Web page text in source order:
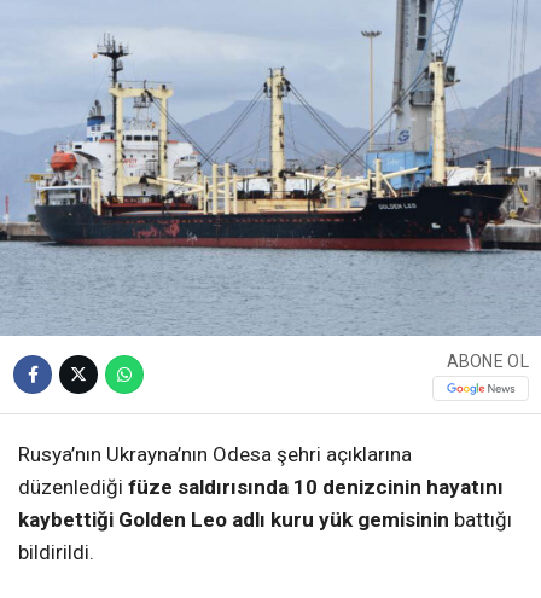
ABONE OL
Rusya’nın Ukrayna’nın Odesa şehri açıklarına
düzenlediği füze saldırısında 10 denizcinin hayatını
kaybettiği Golden Leo adlı kuru yük gemisinin battığı
bildirildi.